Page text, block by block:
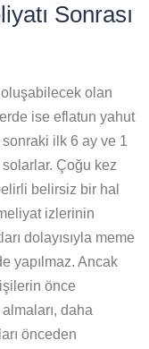
Sonrası
oluşabilecek olan
ise eflatun yahut
ilk 6 ay ve 1
Çoğu kez
belirsiz bir hal
izlerinin
dolayısıyla meme
yapılmaz. Ancak
önce
daha
önceden